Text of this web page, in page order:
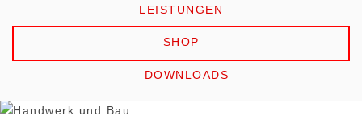
LEISTUNGEN
SHOP
DOWNLOADS